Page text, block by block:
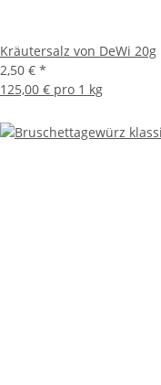
Kräutersalz von DeWi 20g
2,50 € *
125,00 € pro 1 kg